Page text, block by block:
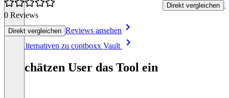
0 Reviews
Direkt vergleichen Reviews ansehen
Direkt vergleichen
Alle Alternativen zu contboxx Vault
So schätzen User das Tool ein